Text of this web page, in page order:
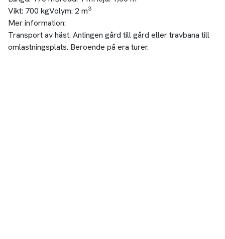
Vikt: 700 kgVolym: 2 m3
Mer information:
Transport av häst. Antingen gård till gård eller travbana till
omlastningsplats. Beroende på era turer.